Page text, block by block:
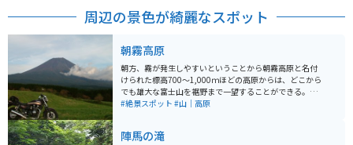
周辺の景色が綺麗なスポット
朝霧高原
朝方、霧が発生しやすいということから朝霧高原と名付
けられた標高700～1,000ｍほどの高原からは、どこから
でも雄大な富士山を裾野まで一望することができる。間
近に望む富士山と大自然の絶景は一見の価値あり。
#絶景スポット #山｜高原
陣馬の滝